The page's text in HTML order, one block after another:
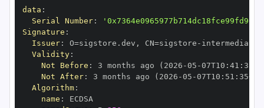
data :
Serial Number:
Signature :
Issuer: O=sigstore.dev , CN=sigstore -
Validity:
Not Before : 3 months ago (2026 -05 -07T10 : 41 :
Not After: 3 months ago (2026 -05 -07T10 : 51 : 35+00
Algorithm:
name :